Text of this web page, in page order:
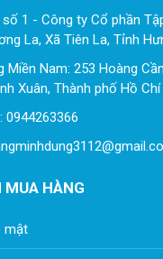
1 - Công ty Cổ phần
La, Xã Tiên La, Tỉnh
Miền Nam: 253 Hoàng
Xuân, Thành phố Hồ Chí
0944263366
MUA HÀNG
mật